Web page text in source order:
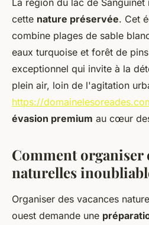
cette nature préservée. Cet
combine plages de sable
eaux turquoise et forêt de
exceptionnel qui invite à la
plein air, loin de l'agitation
https://
évasion premium au cœur
Comment organiser
naturelles
Organiser des vacances
ouest demande une